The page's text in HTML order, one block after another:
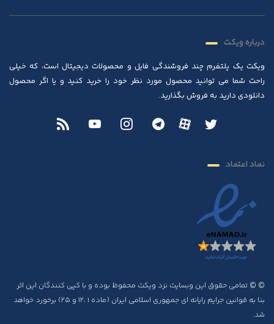
درباره ویکت
ویکت یک پلتفرم چند فروشندگی فایل و محصولات دیجیتال است، که خیلی
راحت شما می توانید محصول مورد نظر خود را خرید کنید و یا اگر محصول
دانلودی دارید به فروش بگذارید.
نماد اعتماد
© © تمامی حقوق این وبسایت نزد ویکت محفوظ بوده و با کپی کنندگان این اثر
بنا به قوانین جرایم رایانه ای جمهوری اسلامی ایران (ماده ۱ ،۱۲ و ۲۵) برخورد خواهد
شد.